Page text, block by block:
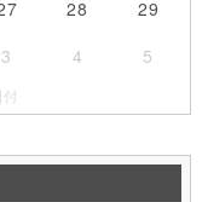
28
29
3 4 5